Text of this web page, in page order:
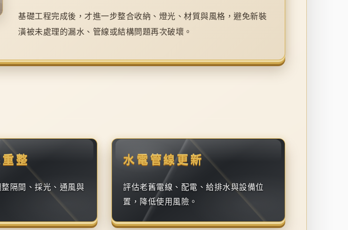
基礎工程完成後，才進一步整合收納、燈光、材質與風格，避免新裝
潢被未處理的漏水、管線或結構問題再次破壞。
整
隔間、採光、通風與
水電管線更新
評估老舊電線、配電、給排水與設備位
置，降低使用風險。